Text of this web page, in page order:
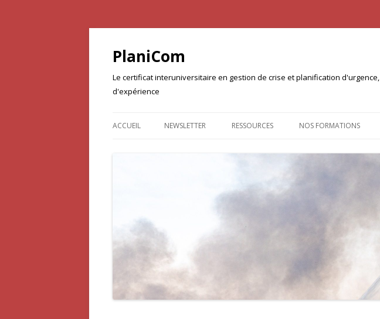
PlaniCom
Le certificat interuniversitaire en gestion de crise et planification
d'expérience
ACCUEIL NEWSLETTER RESSOURCES NOS FORMATIONS